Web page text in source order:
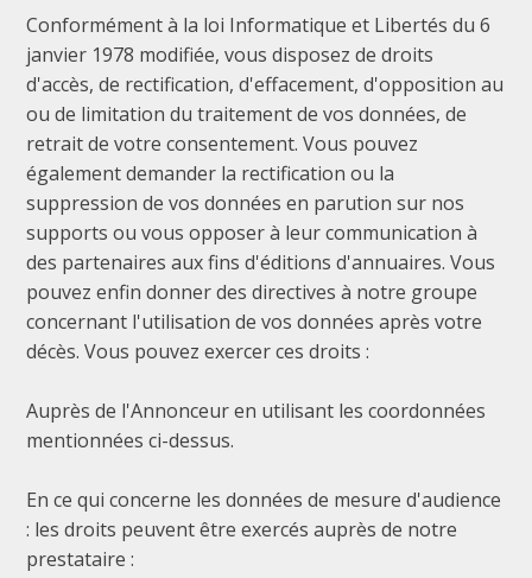
Conformément à la loi Informatique et Libertés du 6
janvier 1978 modifiée, vous disposez de droits
d'accès, de rectification, d'effacement, d'opposition au
ou de limitation du traitement de vos données, de
retrait de votre consentement. Vous pouvez
également demander la rectification ou la
suppression de vos données en parution sur nos
supports ou vous opposer à leur communication à
des partenaires aux fins d'éditions d'annuaires. Vous
pouvez enfin donner des directives à notre groupe
concernant l'utilisation de vos données après votre
décès. Vous pouvez exercer ces droits :
Auprès de l'Annonceur en utilisant les coordonnées
mentionnées ci-dessus.
En ce qui concerne les données de mesure d'audience
: les droits peuvent être exercés auprès de notre
prestataire :